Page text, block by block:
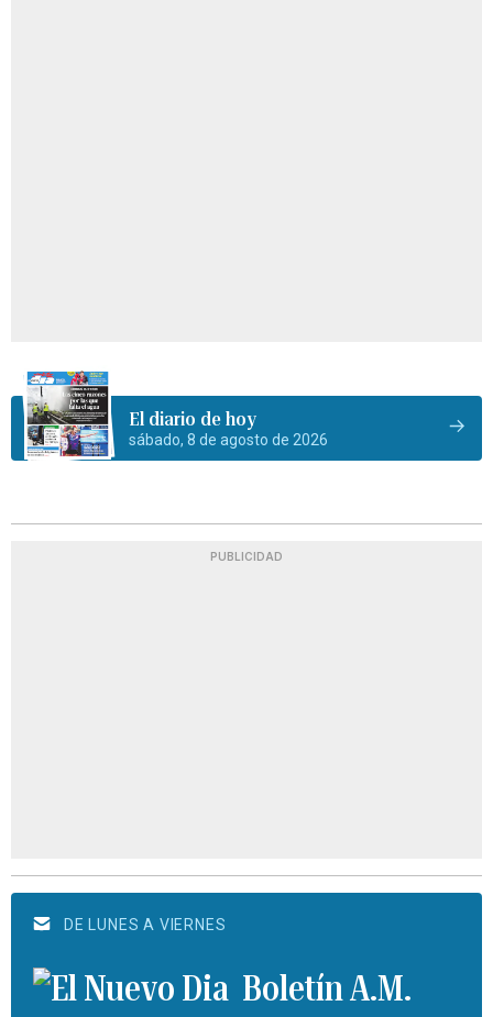
El diario de hoy
sábado, 8 de agosto de 2026
PUBLICIDAD
DE LUNES A VIERNES
Boletín A.M.